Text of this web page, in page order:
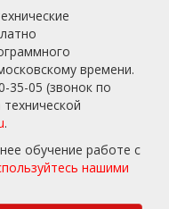
времени.
35-05 (звонок по
.
обучение работе с
нашими